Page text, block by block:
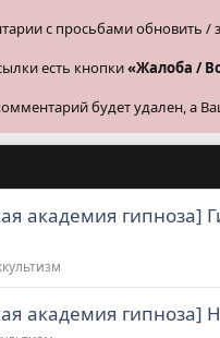
с просьбами обновить
есть кнопки«Жалоба /
будет удален, а
академия гипноза]
академия гипноза]